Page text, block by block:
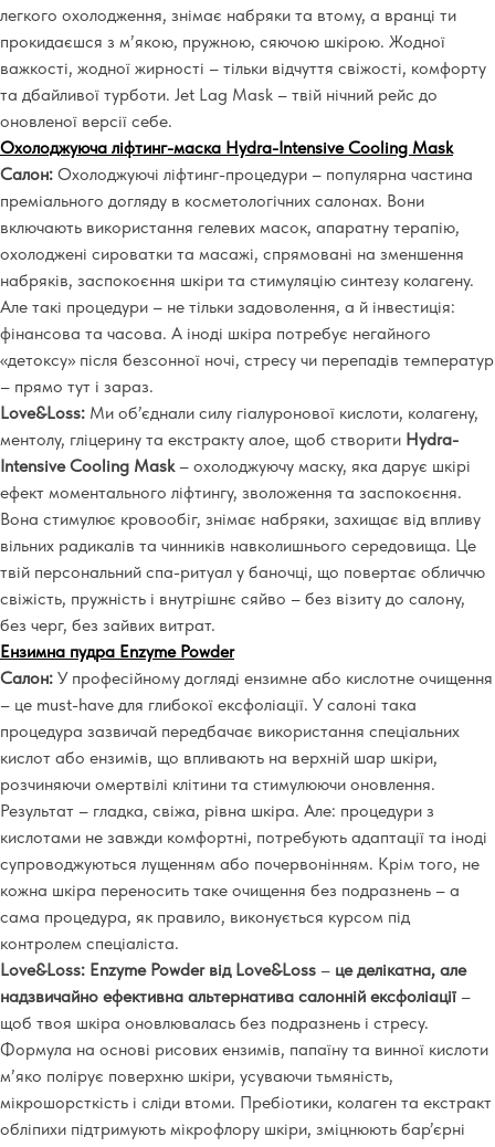
легкого охолодження, знімає набряки та втому, а вранці ти
прокидаєшся з м’якою, пружною, сяючою шкірою. Жодної
важкості, жодної жирності – тільки відчуття свіжості, комфорту
та дбайливої турботи. Jet Lag Mask – твій нічний рейс до
оновленої версії себе.
Охолоджуюча ліфтинг-маска Hydra-Intensive Cooling Mask
Салон: Охолоджуючі ліфтинг-процедури – популярна частина
преміального догляду в косметологічних салонах. Вони
включають використання гелевих масок, апаратну терапію,
охолоджені сироватки та масажі, спрямовані на зменшення
набряків, заспокоєння шкіри та стимуляцію синтезу колагену.
Але такі процедури – не тільки задоволення, а й інвестиція:
фінансова та часова. А іноді шкіра потребує негайного
«детоксу» після безсонної ночі, стресу чи перепадів температур
– прямо тут і зараз.
Love&Loss: Ми об’єднали силу гіалуронової кислоти, колагену,
ментолу, гліцерину та екстракту алое, щоб створити Hydra-
Intensive Cooling Mask – охолоджуючу маску, яка дарує шкірі
ефект моментального ліфтингу, зволоження та заспокоєння.
Вона стимулює кровообіг, знімає набряки, захищає від впливу
вільних радикалів та чинників навколишнього середовища. Це
твій персональний спа-ритуал у баночці, що повертає обличчю
свіжість, пружність і внутрішнє сяйво – без візиту до салону,
без черг, без зайвих витрат.
Ензимна пудра Enzyme Powder
Салон: У професійному догляді ензимне або кислотне очищення
– це must-have для глибокої ексфоліації. У салоні така
процедура зазвичай передбачає використання спеціальних
кислот або ензимів, що впливають на верхній шар шкіри,
розчиняючи омертвілі клітини та стимулюючи оновлення.
Результат – гладка, свіжа, рівна шкіра. Але: процедури з
кислотами не завжди комфортні, потребують адаптації та іноді
супроводжуються лущенням або почервонінням. Крім того, не
кожна шкіра переносить таке очищення без подразнень – а
сама процедура, як правило, виконується курсом під
контролем спеціаліста.
Love&Loss: Enzyme Powder від Love&Loss – це делікатна, але
надзвичайно ефективна альтернатива салонній ексфоліації –
щоб твоя шкіра оновлювалась без подразнень і стресу.
Формула на основі рисових ензимів, папаїну та винної кислоти
м’яко полірує поверхню шкіри, усуваючи тьмяність,
мікрошорсткість і сліди втоми. Пребіотики, колаген та екстракт
обліпихи підтримують мікрофлору шкіри, зміцнюють бар’єрні